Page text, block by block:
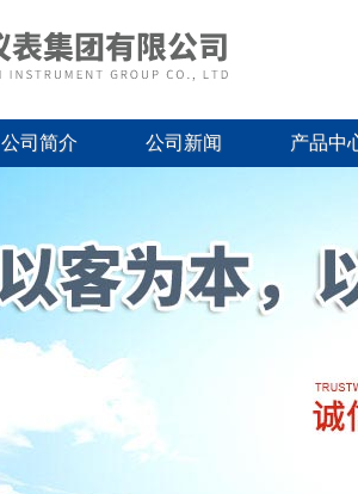
公司简介 公司新闻 产品中